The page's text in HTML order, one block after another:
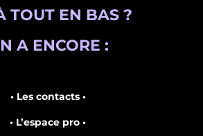
TOUT EN BAS ?
A ENCORE :
• Les contacts •
• L’espace pro •